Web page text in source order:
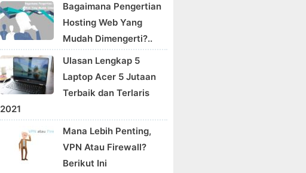
Bagaimana Pengertian
Hosting Web Yang
Mudah Dimengerti?..
Ulasan Lengkap 5
Laptop Acer 5 Jutaan
Terbaik dan Terlaris
2021
Mana Lebih Penting,
VPN Atau Firewall?
Berikut Ini